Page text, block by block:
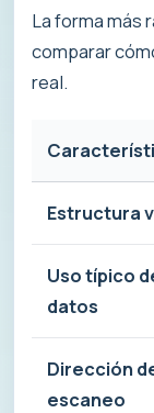
La forma más
comparar
real.
Estructura
Uso típico
datos
Dirección
escaneo